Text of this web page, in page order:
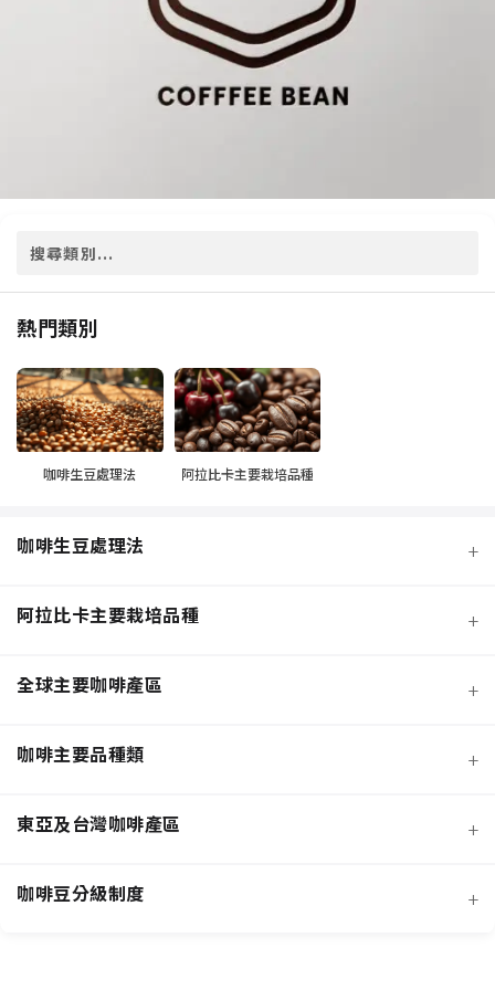
熱門類別
咖啡生豆處理法 阿拉比卡主要栽培品種
咖啡生豆處理法 +
阿拉比卡主要栽培品種 +
全球主要咖啡產區 +
咖啡主要品種類 +
東亞及台灣咖啡產區 +
咖啡豆分級制度 +